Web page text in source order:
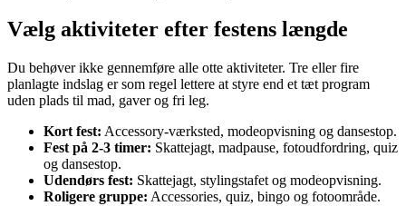
Vælg aktiviteter efter festens længde
Du behøver ikke gennemføre alle otte aktiviteter. Tre eller fire
planlagte indslag er som regel lettere at styre end et tæt program
uden plads til mad, gaver og fri leg.
Kort fest: Accessory-værksted, modeopvisning og dansestop.
Fest på 2-3 timer: Skattejagt, madpause, fotoudfordring, quiz
og dansestop.
Udendørs fest: Skattejagt, stylingstafet og modeopvisning.
Roligere gruppe: Accessories, quiz, bingo og fotoområde.